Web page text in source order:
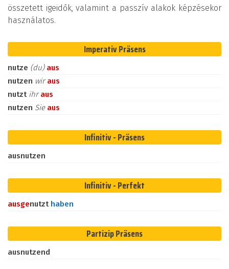
összetett igeidők, valamint a passzív alakok képzésekor
használatos.
Imperativ Präsens
nutze (du) aus
nutzen wiraus
nutzt ihraus
nutzen Sie aus
Infinitiv - Präsens
ausnutzen
Infinitiv - Perfekt
ausgenutzt haben
Partizip Präsens
ausnutzend